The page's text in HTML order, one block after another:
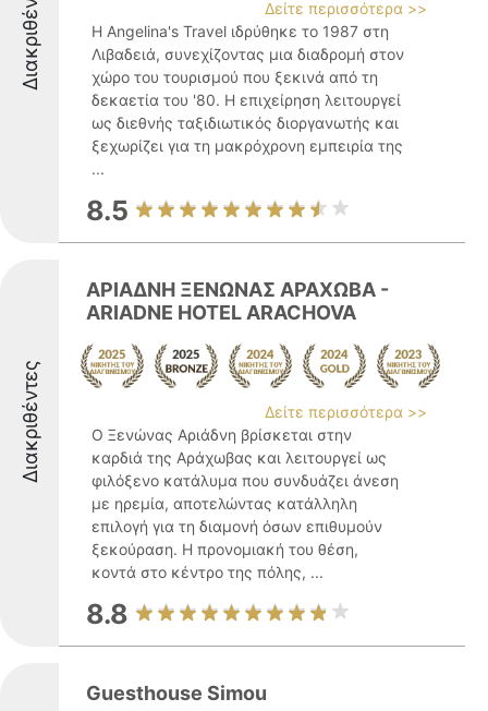
Διακριθέντες
Δείτε περισσότερα >>
Η Angelina's Travel ιδρύθηκε το 1987 στη
Λιβαδειά, συνεχίζοντας μια διαδρομή στον
χώρο του τουρισμού που ξεκινά από τη
δεκαετία του '80. Η επιχείρηση λειτουργεί
ως διεθνής ταξιδιωτικός διοργανωτής και
ξεχωρίζει για τη μακρόχρονη εμπειρία της
...
8.5
Διακριθέντες
ΑΡΙΑΔΝΗ ΞΕΝΩΝΑΣ ΑΡΑΧΩΒΑ -
ARIADNE HOTEL ARACHOVA
Δείτε περισσότερα >>
Ο Ξενώνας Αριάδνη βρίσκεται στην
καρδιά της Αράχωβας και λειτουργεί ως
φιλόξενο κατάλυμα που συνδυάζει άνεση
με ηρεμία, αποτελώντας κατάλληλη
επιλογή για τη διαμονή όσων επιθυμούν
ξεκούραση. Η προνομιακή του θέση,
κοντά στο κέντρο της πόλης, ...
8.8
Guesthouse Simou